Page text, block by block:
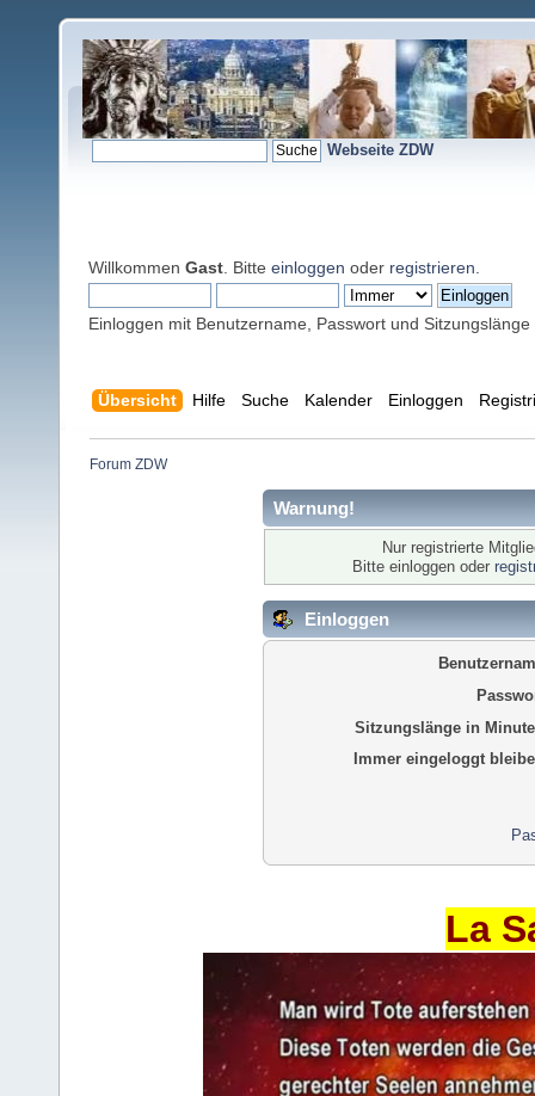
Webseite ZDW
Willkommen Gast . Bitte einloggen oder registrieren
Einloggen mit Benutzername, Passwort und Sitzungslänge
Übersicht Hilfe Suche Kalender Einloggen
Forum ZDW
Warnung!
Nur registrierte
Bitte einloggen oder
Einloggen
Sitzungslänge in
Immer eingeloggt
La